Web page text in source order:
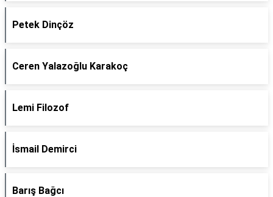
Petek Dinçöz
Ceren Yalazoğlu Karakoç
Lemi Filozof
İsmail Demirci
Barış Bağcı